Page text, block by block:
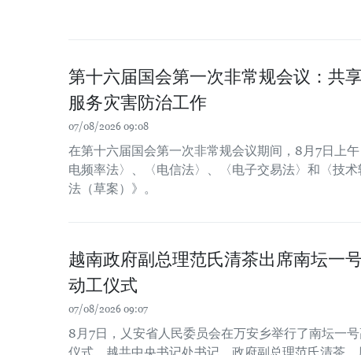
第十六届国会第一次非常规会议：共
服务灾害防治工作
07/08/2026 09:08
在第十六届国会第一次非常规会议期间，8月7日上
电频率法〉、〈电信法〉、〈电子交易法〉和〈技
法（草案）》。
越南政府副总理范氏清茶出席南坛一
动工仪式
07/08/2026 09:07
8月7日，乂安省人民委员会在万安乡举行了南坛一